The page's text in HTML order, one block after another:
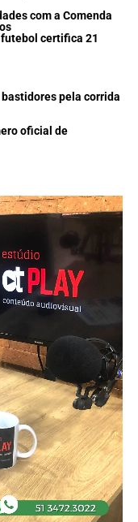
com a Comenda
certifica 21
pela corrida
oficial de